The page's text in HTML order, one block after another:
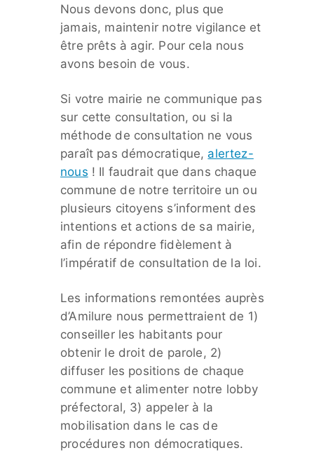
Nous devons donc, plus que
jamais, maintenir notre vigilance et
être prêts à agir. Pour cela nous
avons besoin de vous.
Si votre mairie ne communique pas
sur cette consultation, ou si la
méthode de consultation ne vous
paraît pas démocratique, alertez-
nous ! Il faudrait que dans chaque
commune de notre territoire un ou
plusieurs citoyens s’informent des
intentions et actions de sa mairie,
afin de répondre fidèlement à
l’impératif de consultation de la loi.
Les informations remontées auprès
d’Amilure nous permettraient de 1)
conseiller les habitants pour
obtenir le droit de parole, 2)
diffuser les positions de chaque
commune et alimenter notre lobby
préfectoral, 3) appeler à la
mobilisation dans le cas de
procédures non démocratiques.